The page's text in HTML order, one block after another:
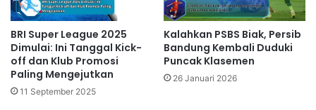
BRI Super League 2025
Dimulai: Ini Tanggal Kick-
off dan Klub Promosi
Paling Mengejutkan
11 September 2025
Kalahkan PSBS Biak, Persib
Bandung Kembali Duduki
Puncak Klasemen
26 Januari 2026